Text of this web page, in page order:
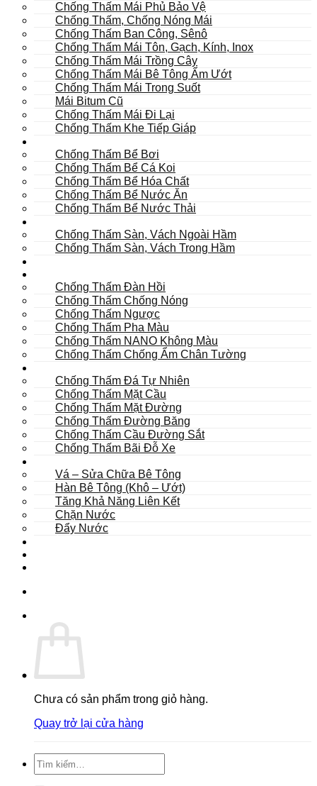
Chống Thấm Mái Phủ Bảo Vệ
Chống Thấm, Chống Nóng Mái
Chống Thấm Ban Công, Sênô
Chống Thấm Mái Tôn, Gạch, Kính, Inox
Chống Thấm Mái Trồng Cây
Chống Thấm Mái Bê Tông Ẩm Ướt
Chống Thấm Mái Trong Suốt
Mái Bitum Cũ
Chống Thấm Mái Đi Lại
Chống Thấm Khe Tiếp Giáp
Chống Thấm Bể Bơi
Chống Thấm Bể Cá Koi
Chống Thấm Bể Hóa Chất
Chống Thấm Bể Nước Ăn
Chống Thấm Bể Nước Thải
Chống Thấm Sàn, Vách Ngoài Hầm
Chống Thấm Sàn, Vách Trong Hầm
Chống Thấm Đàn Hồi
Chống Thấm Chống Nóng
Chống Thấm Ngược
Chống Thấm Pha Màu
Chống Thấm NANO Không Màu
Chống Thấm Chống Ẩm Chân Tường
Chống Thấm Đá Tự Nhiên
Chống Thấm Mặt Cầu
Chống Thấm Mặt Đường
Chống Thấm Đường Băng
Chống Thấm Cầu Đường Sắt
Chống Thấm Bãi Đỗ Xe
Vá – Sửa Chữa Bê Tông
Hàn Bê Tông (Khô – Ướt)
Tăng Khả Năng Liên Kết
Chặn Nước
Đẩy Nước
Chưa có sản phẩm trong giỏ hàng.
Quay trở lại cửa hàng
Tìm
kiếm: